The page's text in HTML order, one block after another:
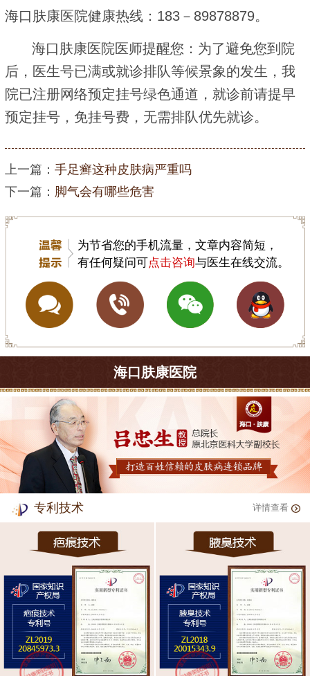
海口肤康医院健康热线：183－89878879。
海口肤康医院医师提醒您：为了避免您到院
后，医生号已满或就诊排队等候景象的发生，我
院已注册网络预定挂号绿色通道，就诊前请提早
预定挂号，免挂号费，无需排队优先就诊。
上一篇： 手足癣这种皮肤病严重吗
下一篇： 脚气会有哪些危害
为节省您的手机流量，文章内容简短，
有任何疑问可点击咨询与医生在线交流。
海口肤康医院
专利技术 详情查看